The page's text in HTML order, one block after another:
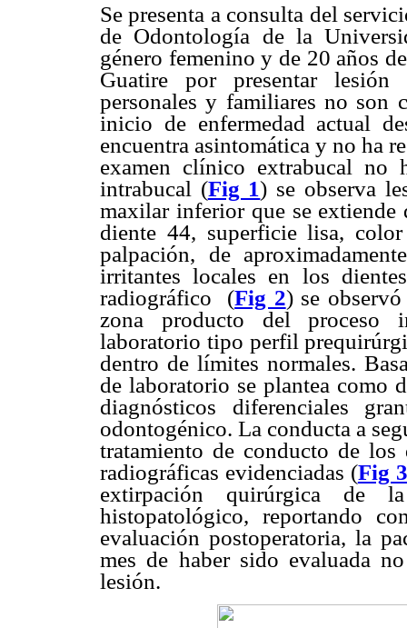
Se presenta a consulta del
de Odontología de la
género femenino y de 20 años
Guatire por presentar lesión
personales y familiares no son
inicio de enfermedad actual
encuentra asintomática y no ha
examen clínico extrabucal
intrabucal (Fig 1) se observa
maxilar inferior que se extiende
diente 44, superficie lisa,
palpación, de
irritantes locales en los
radiográfico
(Fig 2) se
zona producto del proceso
laboratorio tipo perfil
dentro de límites normales.
de laboratorio se plantea como
diagnósticos diferenciales
odontogénico. La conducta a
tratamiento de conducto de
radiográficas evidenciadas (Fig 3
extirpación quirúrgica de
histopatológico, reportando
evaluación postoperatoria, la
mes de haber sido evaluada
lesión.